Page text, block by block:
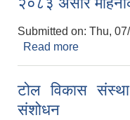
Submitted on: Thu,
Read more
टोल विकास संस्था
संशोधन